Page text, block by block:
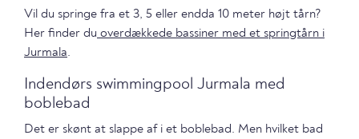
Vil du springe fra et 3, 5 eller endda 10 meter højt tårn?
Her finder du overdækkede bassiner med et springtårn i
Jurmala.
Indendørs swimmingpool Jurmala med
boblebad
Det er skønt at slappe af i et boblebad. Men hvilket bad